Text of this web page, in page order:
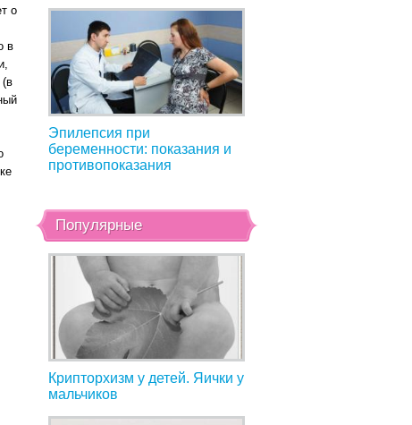
о
в
(в
Эпилепсия при
беременности: показания и
противопоказания
Популярные
Крипторхизм у детей. Яички у
мальчиков